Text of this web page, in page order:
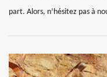
part. Alors, n’hésitez pas à